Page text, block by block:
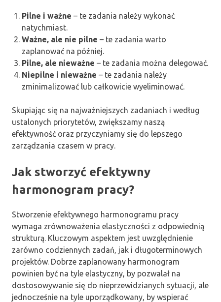
Pilne i ważne – te zadania należy wykonać
natychmiast.
Ważne, ale nie pilne – te zadania warto
zaplanować na później.
Pilne, ale nieważne – te zadania można delegować.
Niepilne i nieważne – te zadania należy
zminimalizować lub całkowicie wyeliminować.
Skupiając się na najważniejszych zadaniach i według
ustalonych priorytetów, zwiększamy naszą
efektywność oraz przyczyniamy się do lepszego
zarządzania czasem w pracy.
Jak stworzyć efektywny
harmonogram pracy?
Stworzenie efektywnego harmonogramu pracy
wymaga zrównoważenia elastyczności z odpowiednią
strukturą. Kluczowym aspektem jest uwzględnienie
zarówno codziennych zadań, jak i długoterminowych
projektów. Dobrze zaplanowany harmonogram
powinien być na tyle elastyczny, by pozwalał na
dostosowywanie się do nieprzewidzianych sytuacji, ale
jednocześnie na tyle uporządkowany, by wspierać